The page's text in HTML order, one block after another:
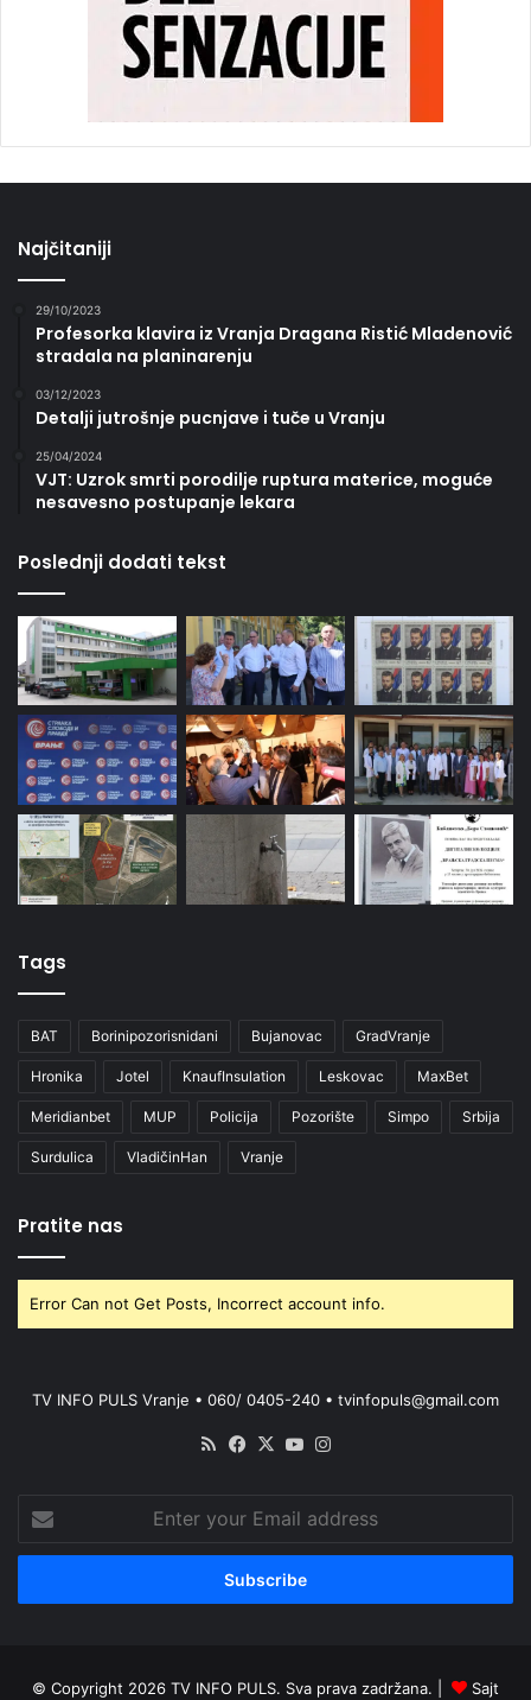
Najčitaniji
29/10/2023
Profesorka klavira iz Vranja Dragana Ristić Mladenović
stradala na planinarenju
03/12/2023
Detalji jutrošnje pucnjave i tuče u Vranju
25/04/2024
VJT: Uzrok smrti porodilje ruptura materice, moguće
nesavesno postupanje lekara
Poslednji dodati tekst
Tags
BAT Borinipozorisnidani Bujanovac GradVranje
Hronika Jotel KnaufInsulation Leskovac MaxBet
Meridianbet MUP Policija Pozorište Simpo Srbija
Surdulica VladičinHan Vranje
Pratite nas
Error Can not Get Posts, Incorrect account info.
TV INFO PULS Vranje • 060/ 0405-240 • tvinfopuls@gmail.com
RSS Facebook
X YouTube
your
Email
© Copyright 2026 TV INFO PULS. Sva prava zadržana. | Sajt